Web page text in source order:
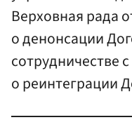
Верховная рада
о денонсации
сотрудничестве
о реинтеграции